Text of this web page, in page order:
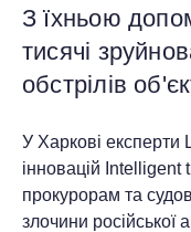
З їхньою
тисячі
обстрілів
У Харкові експерти
інновацій Intelligent
прокурорам та
злочини російської